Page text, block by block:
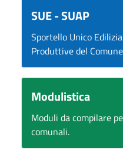
SUE - SUAP
Sportello Unico
Produttive del
Modulistica
Moduli da compilare
comunali.